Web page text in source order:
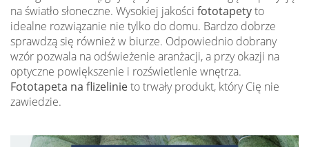
na światło słoneczne. Wysokiej jakości fototapetyto
idealne rozwiązanie nie tylko do domu. Bardzo dobrze
sprawdzą się również w biurze. Odpowiednio dobrany
wzór pozwala na odświeżenie aranżacji, a przy okazji na
optyczne powiększenie i rozświetlenie wnętrza.
Fototapeta na flizelinieto trwały produkt, który Cię nie
zawiedzie.